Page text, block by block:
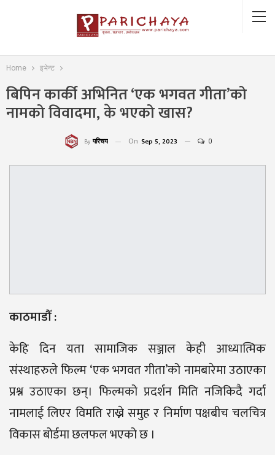
Home इभेन्ट
बिपिन कार्की अभिनित ‘एक भगवत गीता’को
नामको विवादमा, के भएको खास?
By परिचय On Sep 5, 2023 0
काठमाडौँ :
केहि दिन यता सामाजिक सञ्जाल केही आध्यात्मिक
संस्थाहरुले फिल्म ‘एक भगवत गीता’को नामबारेमा उठाएका
प्रश्न उठाएका छन्। फिल्मको प्रदर्शन मिति नजिकिदै गर्दा
नामलाई लिएर विमति राख्ने समुह र निर्माण पक्षबीच चलचित्र
विकास बोर्डमा छलफल भएको छ ।